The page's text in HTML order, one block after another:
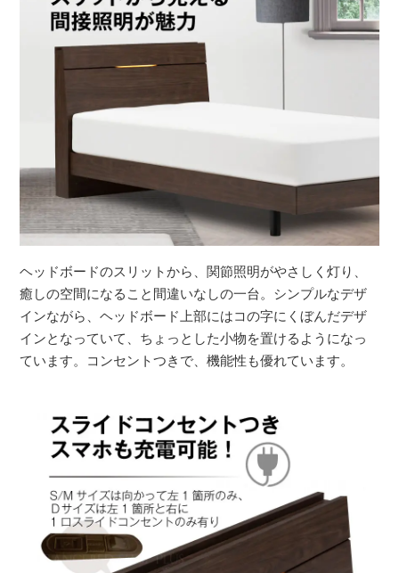
ヘッドボードのスリットから、関節照明がやさしく灯り、
癒しの空間になること間違いなしの一台。シンプルなデザ
インながら、ヘッドボード上部にはコの字にくぼんだデザ
インとなっていて、ちょっとした小物を置けるようになっ
ています。コンセントつきで、機能性も優れています。